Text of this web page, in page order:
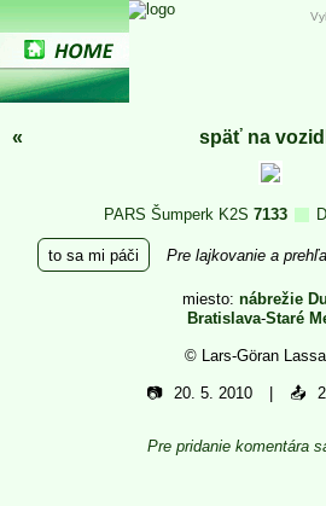
« späť na
PARS Šumperk K2S 7133
to sa mi páči Pre lajkovanie a
miesto: nábrežie
Bratislava-Staré
© Lars-Göran
📷 20. 5. 2010 📤
Pre pridanie komentára